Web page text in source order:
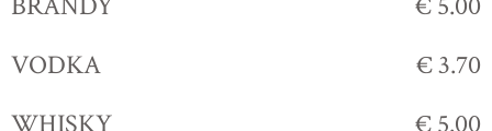
VODKA
€ 3.70
WHISKY
€ 5.00